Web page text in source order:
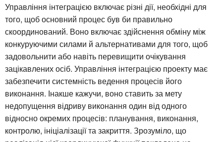
Управління інтеграцією включає різні дії, необхідні для
того, щоб основний процес був би правильно
скоординований. Воно включає здійснення обміну між
конкуруючими силами й альтернативами для того, щоб
задовольнити або навіть перевищити очікування
зацікавлених осіб. Управління інтеграцією проекту має
забезпечити системність ведення процесів його
виконання. Інакше кажучи, воно ставить за мету
недопущення відриву виконання один від одного
відносно окремих процесів: планування, виконання,
контролю, ініціалізації та закриття. Зрозуміло, що